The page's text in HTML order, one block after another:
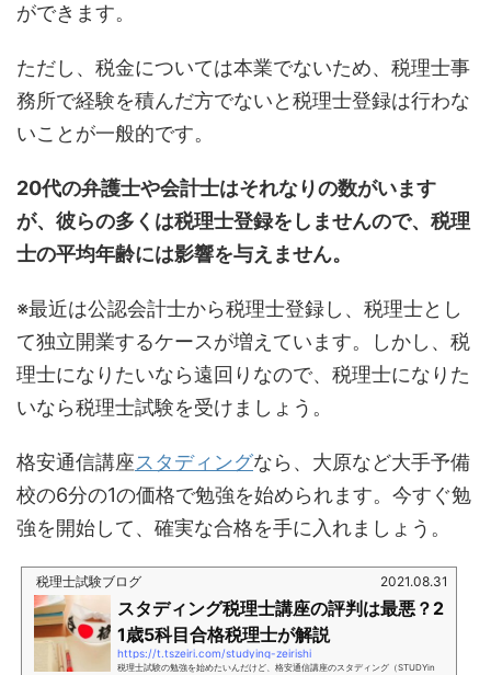
ができます。
ただし、税金については本業でないため、税理士事
務所で経験を積んだ方でないと税理士登録は行わな
いことが一般的です。
20代の弁護士や会計士はそれなりの数がいます
が、彼らの多くは税理士登録をしませんので、税理
士の平均年齢には影響を与えません。
※最近は公認会計士から税理士登録し、税理士とし
て独立開業するケースが増えています。しかし、税
理士になりたいなら遠回りなので、税理士になりた
いなら税理士試験を受けましょう。
格安通信講座スタディングなら、大原など大手予備
校の6分の1の価格で勉強を始められます。今すぐ勉
強を開始して、確実な合格を手に入れましょう。
税理士試験ブログ 2021.08.31
スタディング税理士講座の評判は最悪？2
1歳5科目合格税理士が解説
https://t.tszeiri.com/studying-zeirishi
税理士試験の勉強を始めたいんだけど、格安通信講座のスタディング（STUDYin